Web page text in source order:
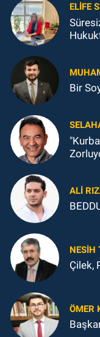
ELIFE
Bir
ALI
NESIH
Çilek,
ÖMER